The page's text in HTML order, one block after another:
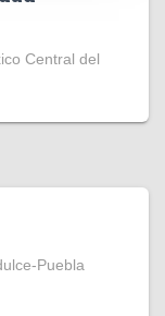
Central del
Puebla